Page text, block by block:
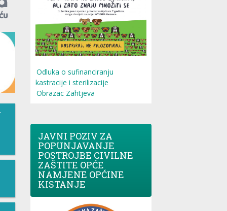
Odluka o sufinanciranju
kastracije i sterilizacije
Obrazac Zahtjeva
JAVNI POZIV ZA
POPUNJAVANJE
POSTROJBE CIVILNE
ZAŠTITE OPĆE
NAMJENE OPĆINE
KISTANJE